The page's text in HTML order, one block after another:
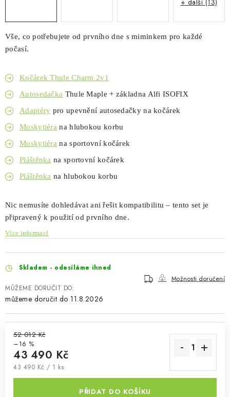
AUTOSTANY
DÁRKOVÉ POUKAZY
Kontakty O nás Doprava a platba
Moje objednávka
Napište nám
Reklamace
Obchodní podmínky
Vše, co potřebujete od prvního dne s miminkem pro každé
počasí.
Kočárek Thule Charm 2v1
Autosedačka Thule Maple + základna Alfi ISOFIX
Adaptéry pro upevnění autosedačky na kočárek
Moskytiéra na hlubokou korbu
Moskytiéra na sportovní kočárek
Pláštěnka na sportovní kočárek
Pláštěnka na hlubokou korbu
Nic nemusíte dohledávat ani řešit kompatibilitu – tento set je
připravený k použití od prvního dne.
Více informací
Skladem - odesíláme ihned
MŮŽEME DORUČIT DO:
11.8.2026
Možnosti doručení
52 012 Kč
–16 %
43 490 Kč
Měrná cena:
43 490 Kč / 1 ks
PŘIDAT DO KOŠÍKU